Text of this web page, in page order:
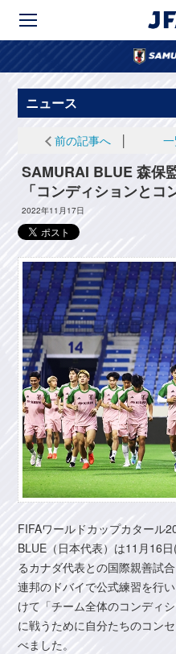
ニュース
前の記事へ
SAMURAI BLUE 森保
「コンディションとコ
2022年11月17日
FIFAワールドカップカタール
BLUE（日本代表）は11月16
るカナダ代表との国際親善試
連邦のドバイで公式練習を行
けて「チーム全体のコンディ
に戦うために自分たちのコン
べました。